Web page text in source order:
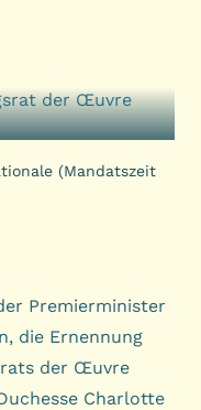
(Mandatszeit
Premierminister
die Ernennung
der Œuvre
Charlotte